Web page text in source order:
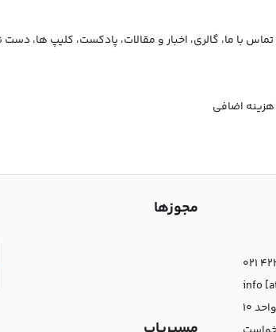
با ما، گالری، اخبار و مقالات، پادکست، کلیپ ها، دست
اضافی
021
info
مجوزها